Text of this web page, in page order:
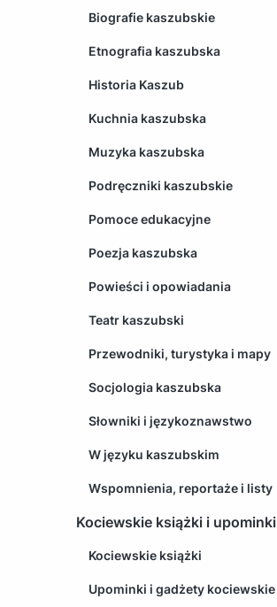
Biografie kaszubskie
Etnografia kaszubska
Historia Kaszub
Kuchnia kaszubska
Muzyka kaszubska
Podręczniki kaszubskie
Pomoce edukacyjne
Poezja kaszubska
Powieści i opowiadania
Teatr kaszubski
Przewodniki, turystyka i mapy
Socjologia kaszubska
Słowniki i językoznawstwo
W języku kaszubskim
Wspomnienia, reportaże i listy
Kociewskie książki i upominki
Kociewskie książki
Upominki i gadżety kociewskie